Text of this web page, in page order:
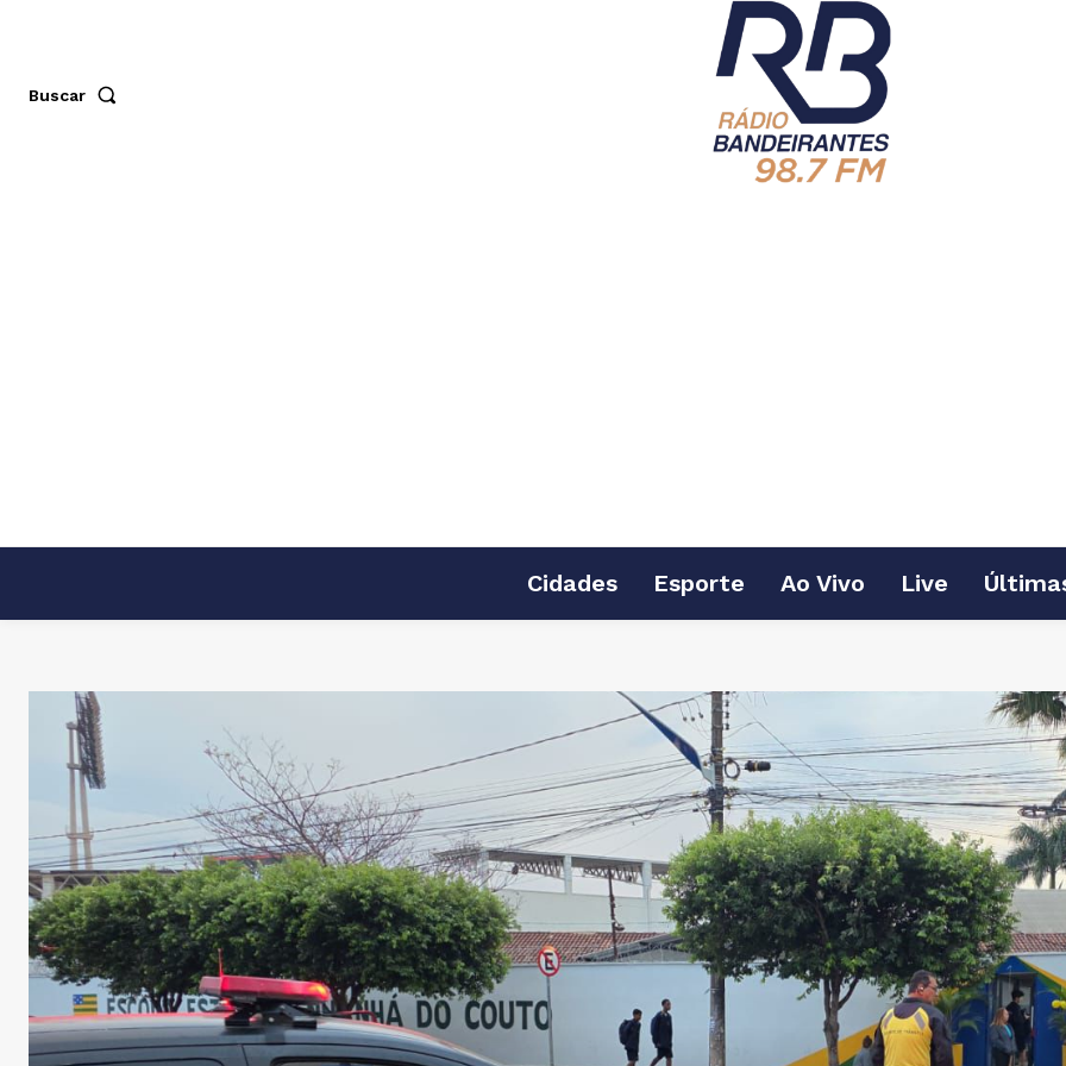
Buscar
Cidades Esporte Ao Vivo Live